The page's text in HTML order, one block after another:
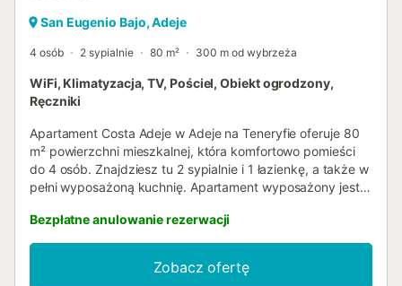
San Eugenio Bajo, Adeje
4 osób 2 sypialnie 80 m² 300 m od wybrzeża
WiFi, Klimatyzacja, TV, Pościel, Obiekt ogrodzony,
Ręczniki
Apartament Costa Adeje w Adeje na Teneryfie oferuje 80
m² powierzchni mieszkalnej, która komfortowo pomieści
do 4 osób. Znajdziesz tu 2 sypialnie i 1 łazienkę, a także w
pełni wyposażoną kuchnię. Apartament wyposażony jest
do wideorozmów, pralkę oraz wydzielone miejsce do
pracy dla Twojej wygody. Możesz cieszyć się prywatnym
zadaszonym tarasem, idealnym do relaksu i odpoczynku.
Będziesz mieć również dostęp do wspólnego
Bezpłatne anulowanie rezerwacji
Zobacz ofertę